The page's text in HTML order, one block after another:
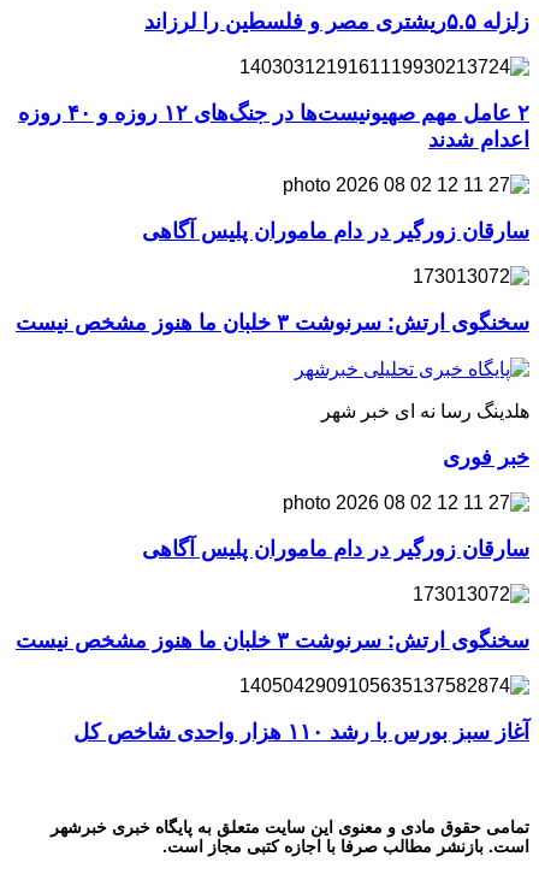
زلزله ۵.۵ریشتری مصر و فلسطین را لرزاند
۲ عامل مهم صهیونیست‌ها در جنگ‌های ۱۲ روزه و ۴۰ روزه
اعدام شدند
سارقان زورگیر در دام ماموران پلیس آگاهی
سخنگوی ارتش: سرنوشت ۳ خلبان ما هنوز مشخص نیست
هلدینگ رسا نه ای خبر شهر
خبر فوری
سارقان زورگیر در دام ماموران پلیس آگاهی
سخنگوی ارتش: سرنوشت ۳ خلبان ما هنوز مشخص نیست
آغاز سبز بورس با رشد ۱۱۰ هزار واحدی شاخص کل
تمامی حقوق مادی و معنوی این سایت متعلق به پایگاه خبری خبرشهر
است. بازنشر مطالب صرفا با اجازه کتبی مجاز است.